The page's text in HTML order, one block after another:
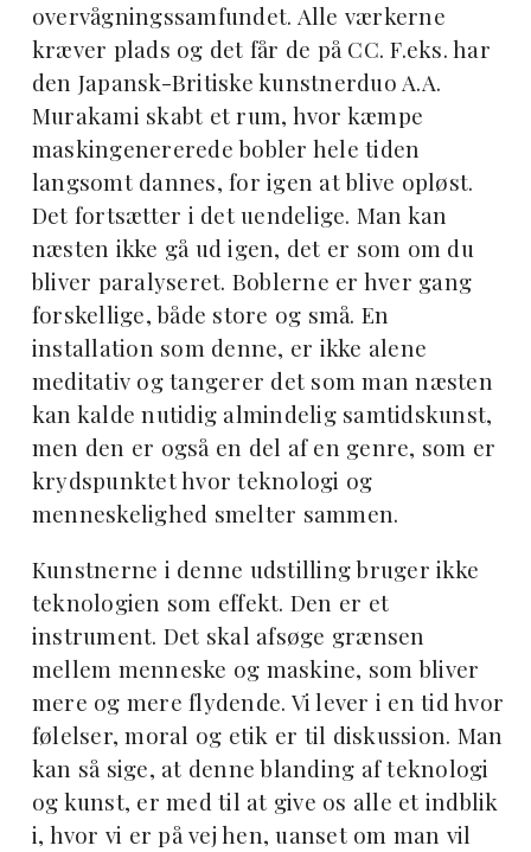
overvågningssamfundet. Alle værkerne
kræver plads og det får de på CC. F.eks. har
den Japansk-Britiske kunstnerduo A.A.
Murakami skabt et rum, hvor kæmpe
maskingenererede bobler hele tiden
langsomt dannes, for igen at blive opløst.
Det fortsætter i det uendelige. Man kan
næsten ikke gå ud igen, det er som om du
bliver paralyseret. Boblerne er hver gang
forskellige, både store og små. En
installation som denne, er ikke alene
meditativ og tangerer det som man næsten
kan kalde nutidig almindelig samtidskunst,
men den er også en del af en genre, som er
krydspunktet hvor teknologi og
menneskelighed smelter sammen.
Kunstnerne i denne udstilling bruger ikke
teknologien som effekt. Den er et
instrument. Det skal afsøge grænsen
mellem menneske og maskine, som bliver
mere og mere flydende. Vi lever i en tid hvor
følelser, moral og etik er til diskussion. Man
kan så sige, at denne blanding af teknologi
og kunst, er med til at give os alle et indblik
i, hvor vi er på vej hen, uanset om man vil